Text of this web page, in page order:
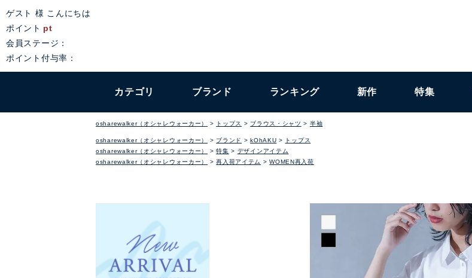
ゲスト 様 こんにちは
ポイント pt
会員ステージ：
ポイント付与率：
カテゴリ ブランド ランキング 新作 特集
osharewalker（オシャレウォーカー） トップス ブラウス・シャツ 半袖
osharewalker（オシャレウォーカー） ブランド kOhAKU
トップス
osharewalker（オシャレウォーカー）
特集
デザインアイテム
osharewalker（オシャレウォーカー）
再入荷アイテム WOMEN再入荷